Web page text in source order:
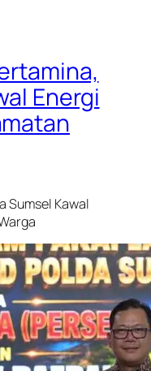
Energi
Sumsel Kawal